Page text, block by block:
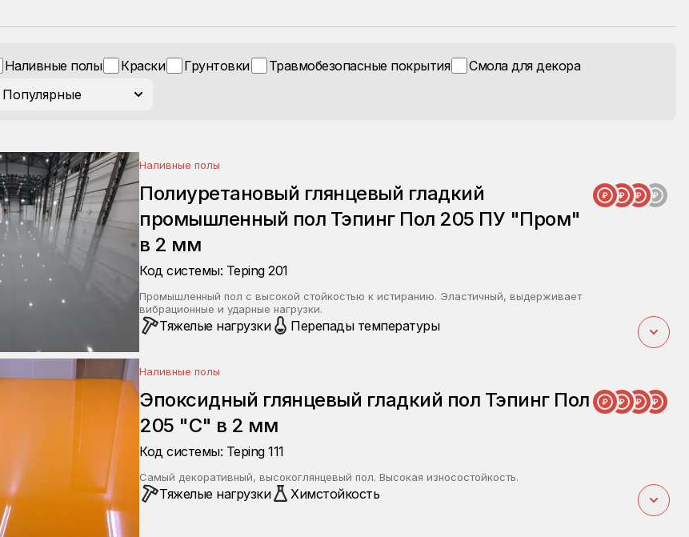
Наливные полы Краски Грунтовки Травмобезопасные покрытия
Смола для декора
Популярные
Наливные полы
Полиуретановый глянцевый гладкий
промышленный пол Тэпинг Пол 205 ПУ "Пром"
в 2 мм
Код системы: Teping 201
Промышленный пол с высокой стойкостью к истиранию. Эластичный, выдерживает
вибрационные и ударные нагрузки.
Тяжелые нагрузки Перепады температуры
Наливные полы
Эпоксидный глянцевый гладкий пол Тэпинг Пол
205 "С" в 2 мм
Код системы: Teping 111
Самый декоративный, высокоглянцевый пол. Высокая износостойкость.
Тяжелые нагрузки Химстойкость